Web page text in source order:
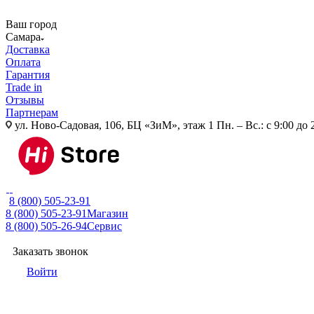
Ваш город
Самара
Доставка
Оплата
Гарантия
Trade in
Отзывы
Партнерам
ул. Ново-Садовая, 106, БЦ «ЗиМ», этаж 1 Пн. – Вс.: с 9:00 до
8 (800) 505-23-91
8 (800) 505-23-91Магазин
8 (800) 505-26-94Сервис
Заказать звонок
Войти